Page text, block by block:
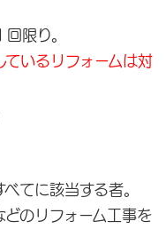
限り。
いるリフォームは対
てに該当する者。
のリフォーム工事を